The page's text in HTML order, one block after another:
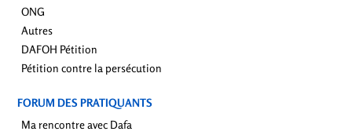
ONG
Autres
DAFOH Pétition
Pétition contre la persécution
FORUM DES PRATIQUANTS
Ma rencontre avec Dafa